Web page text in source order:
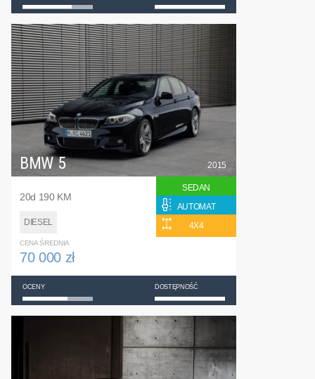
BMW 5
20d 190 KM
DIESEL
2015
SEDAN
AUTOMAT
4X4
CENA ŚREDNIA
70 000 zł
OCENY DOSTĘPNOŚĆ